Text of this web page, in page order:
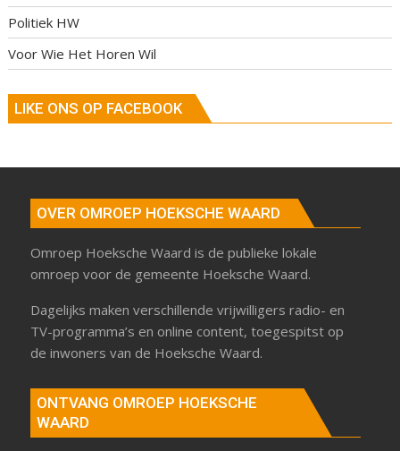
Politiek HW
Voor Wie Het Horen Wil
LIKE ONS OP FACEBOOK
OVER OMROEP HOEKSCHE WAARD
Omroep Hoeksche Waard is de publieke lokale
omroep voor de gemeente Hoeksche Waard.
Dagelijks maken verschillende vrijwilligers radio- en
TV-programma’s en online content, toegespitst op
de inwoners van de Hoeksche Waard.
ONTVANG OMROEP HOEKSCHE
WAARD